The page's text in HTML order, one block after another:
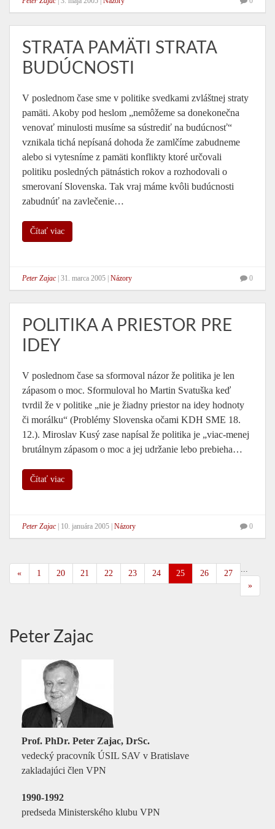
STRATA PAMÄTI STRATA
BUDÚCNOSTI
V poslednom čase sme v politike svedkami zvláštnej straty
pamäti. Akoby pod heslom „nemôžeme sa donekonečna
venovať minulosti musíme sa sústrediť na budúcnosť“
vznikala tichá nepísaná dohoda že zamlčíme zabudneme
alebo si vytesníme z pamäti konflikty ktoré určovali
politiku posledných pätnástich rokov a rozhodovali o
smerovaní Slovenska. Tak vraj máme kvôli budúcnosti
zabudnúť na zavlečenie…
Čítať viac
Peter Zajac| 31. marca 2005 Názory 0
POLITIKA A PRIESTOR PRE
IDEY
V poslednom čase sa sformoval názor že politika je len
zápasom o moc. Sformuloval ho Martin Svatuška keď
tvrdil že v politike „nie je žiadny priestor na idey hodnoty
či morálku“ (Problémy Slovenska očami KDH SME 18.
12.). Miroslav Kusý zase napísal že politika je „viac-menej
brutálnym zápasom o moc a jej udržanie lebo prebieha…
Čítať viac
Peter Zajac| 10. januára 2005 Názory 0
« 1 ...
20 21 22 23 24 25 26
27
»
Peter Zajac
Prof. PhDr. Peter Zajac, DrSc.
vedecký pracovník ÚSIL SAV v Bratislave
zakladajúci člen VPN
1990-1992
predseda Ministerského klubu VPN